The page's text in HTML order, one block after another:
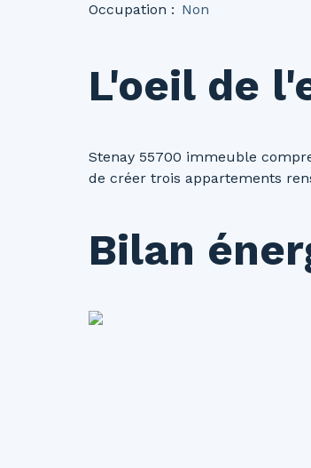
Occupation : Non
L'oeil de
Stenay 55700 immeuble
de créer trois appartements
Bilan